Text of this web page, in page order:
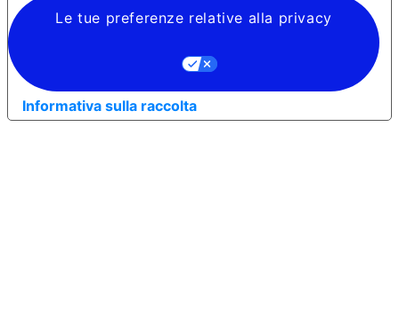
Informativa sulla raccolta
Le tue preferenze relative alla privacy